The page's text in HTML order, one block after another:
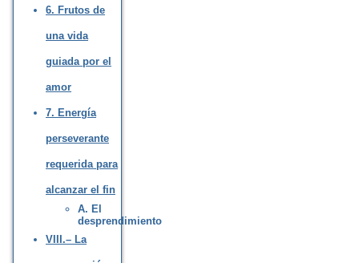
6. Frutos de
una vida
guiada por el
amor
7. Energía
perseverante
requerida para
alcanzar el fin
A. El
desprendimiento
VIII.– La